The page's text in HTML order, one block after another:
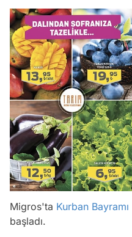
Migros'ta Kurban Bayramı
başladı.